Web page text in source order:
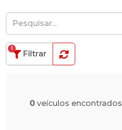
Filtrar
1
0 veículos encontrados